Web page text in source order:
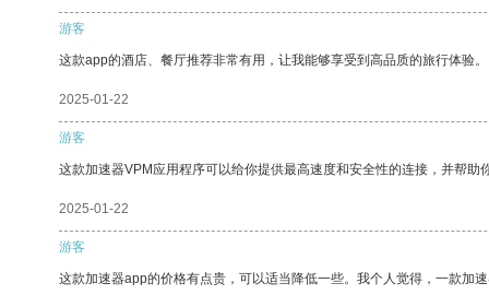
游客
这款app的酒店、餐厅推荐非常有用，让我能够享受到高品质的旅行体验。
2025-01-22
游客
这款加速器VPM应用程序可以给你提供最高速度和安全性的连接，并帮助
2025-01-22
游客
这款加速器app的价格有点贵，可以适当降低一些。我个人觉得，一款加